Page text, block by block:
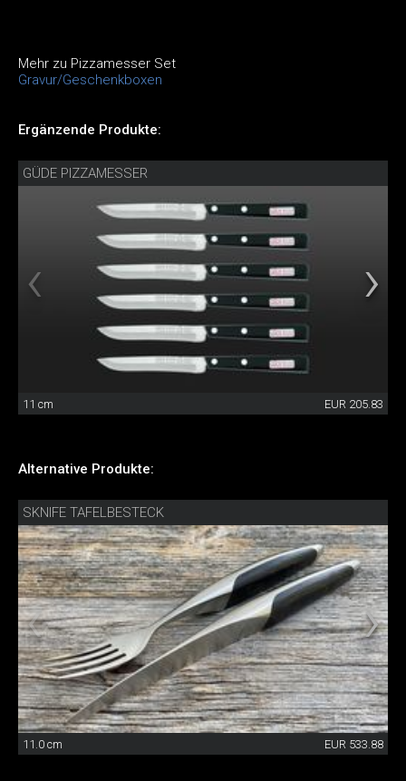
Mehr zu Pizzamesser Set
Gravur/Geschenkboxen
Ergänzende Produkte:
GÜDE PIZZAMESSER
11 cm EUR 205.83
Alternative Produkte:
SKNIFE TAFELBESTECK
11.0 cm EUR 533.88